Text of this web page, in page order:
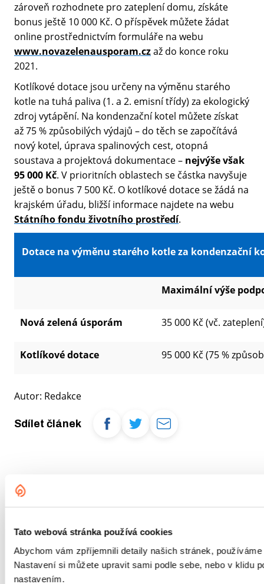
Tato webová stránka používá cookies
Abychom vám zpříjemnili detaily našich stránek,
Nastavení si můžete upravit sami podle sebe, nebo v klidu
nastavením.
zároveň rozhodnete pro zateplení domu, získáte
bonus ještě 10 000 Kč. O příspěvek můžete žádat
online prostřednictvím formuláře na webu
www.novazelenausporam.czaž do konce roku
2021.
Kotlíkové dotace jsou určeny na výměnu starého
kotle na tuhá paliva (1. a 2. emisní třídy) za ekologický
zdroj vytápění. Na kondenzační kotel můžete získat
až 75 % způsobilých výdajů –⁠ do těch se započítává
nový kotel, úprava spalinových cest, otopná
soustava a projektová dokumentace –⁠ nejvýše však
95 000 Kč. V prioritních oblastech se částka navyšuje
ještě o bonus 7 500 Kč. O kotlíkové dotace se žádá na
krajském úřadu, bližší informace najdete na webu
Státního fondu životního prostředí.
Dotace na výměnu starého kotle za kondenzační
Maximální výše
Nová zelená úsporám 35 000 Kč (vč.
Kotlíkové dotace 95 000 Kč (75 %
Autor: Redakce
Sdílet článek
Nejnovější články
Energetika
Vytápění